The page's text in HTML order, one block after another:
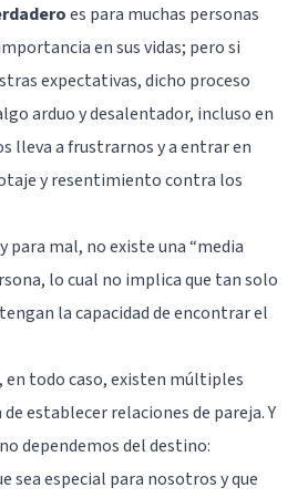
es para muchas personas
en sus vidas; pero si
expectativas, dicho proceso
arduo y desalentador, incluso en
lleva a frustrarnos y a entrar en
y resentimiento contra los
para mal, no existe una “media
lo cual no implica que tan solo
la capacidad de encontrar el
en todo caso, existen múltiples
establecer relaciones de pareja. Y
dependemos del destino:
sea especial para nosotros y que